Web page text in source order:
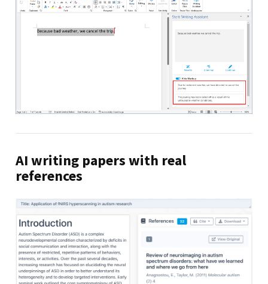
AI writing papers with real
references